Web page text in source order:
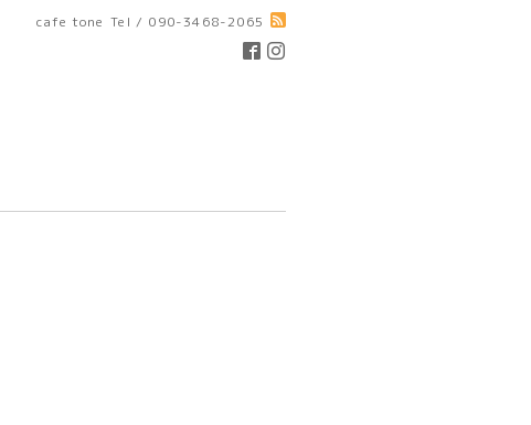
cafe tone Tel / 090-3468-2065